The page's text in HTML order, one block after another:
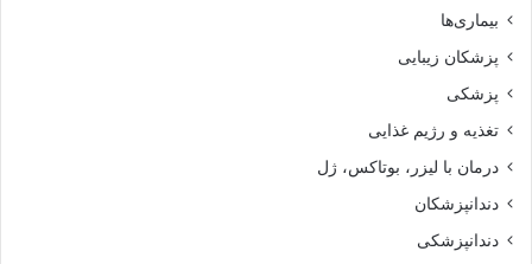
بیماری‌ها
پزشکان زیبایی
پزشکی
تغذیه و رژیم غذایی
درمان با لیزر، بوتاکس، ژل
دندانپزشکان
دندانپزشکی